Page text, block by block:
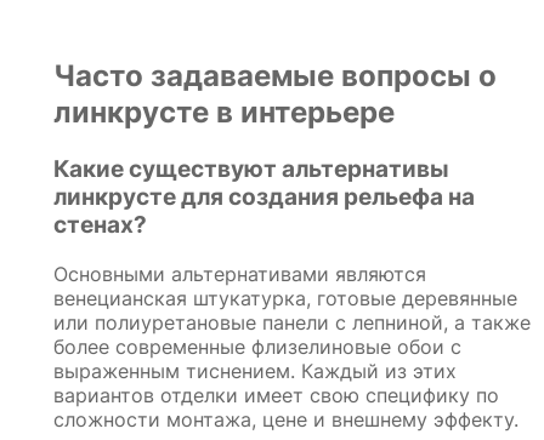
Часто задаваемые вопросы о
линкрусте в интерьере
Какие существуют альтернативы
линкрусте для создания рельефа на
стенах?
Основными альтернативами являются
венецианская штукатурка, готовые деревянные
или полиуретановые панели с лепниной, а также
более современные флизелиновые обои с
выраженным тиснением. Каждый из этих
вариантов отделки имеет свою специфику по
сложности монтажа, цене и внешнему эффекту.